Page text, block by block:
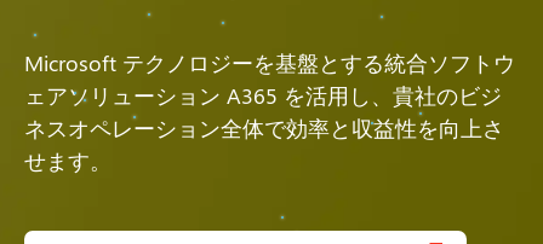
Microsoft テクノロジーを基盤とする統合ソフトウ
ェアソリューション A365 を活用し、貴社のビジ
ネスオペレーション全体で効率と収益性を向上さ
せます。